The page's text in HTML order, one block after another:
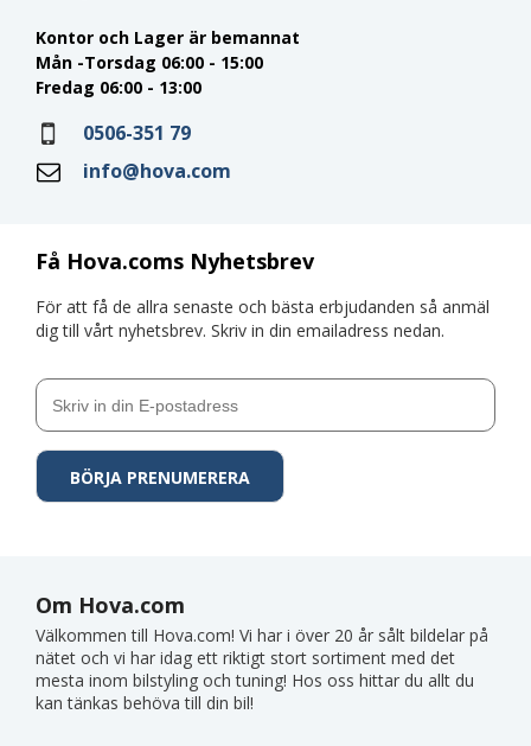
Få Hova.coms Nyhetsbrev
För att få de allra senaste och bästa erbjudanden så anmäl
dig till vårt nyhetsbrev. Skriv in din emailadress nedan.
Kontor och Lager är bemannat
Mån -Torsdag 06:00 - 15:00
Fredag 06:00 - 13:00
0506-351 79
info@hova.com
Om Hova.com
Välkommen till Hova.com! Vi har i över 20 år sålt bildelar på
nätet och vi har idag ett riktigt stort sortiment med det
mesta inom bilstyling och tuning! Hos oss hittar du allt du
kan tänkas behöva till din bil!